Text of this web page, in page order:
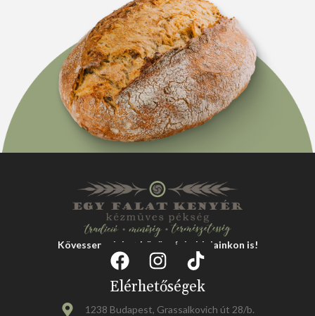
Kövessen minket közösségi oldalainkon is!
Elérhetőségek
1238 Budapest, Grassalkovich út 28/b.